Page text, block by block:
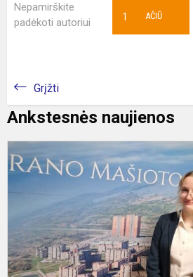
Nepamirškite
padėkoti autoriui
AČIŪ
1
Grįžti
Ankstesnės naujienos